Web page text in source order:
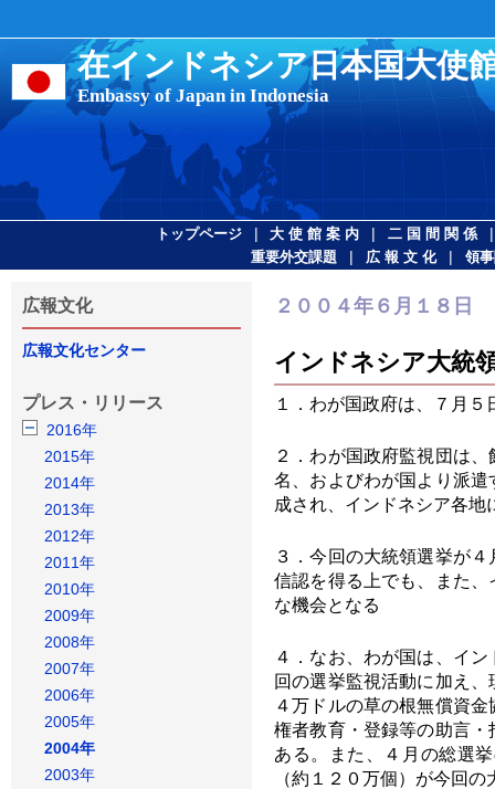
在インドネシア日本国大使
Embassy of Japan in Indonesia
トップページ | 大 使 館 案 内 | 二 国 間 関 係
重要外交課題 | 広 報 文 化 | 領
広報文化
広報文化センター
プレス・リリース
2016年
2015年
2014年
2013年
2012年
2011年
2010年
2009年
2008年
2007年
2006年
2005年
2004年
2003年
２００４年６月１８日
インドネシア大統
１．わが国政府は、７月
２．わが国政府監視団は
名、およびわが国より派
成され、インドネシア各
３．今回の大統領選挙が
信認を得る上でも、また
な機会となる
４．なお、わが国は、イ
回の選挙監視活動に加え
４万ドルの草の根無償資
権者教育・登録等の助言
ある。また、４月の総選
（約１２０万個）が今回